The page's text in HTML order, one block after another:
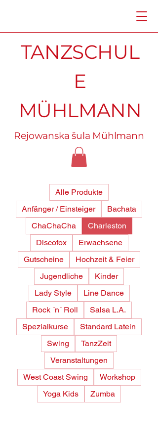
Rejowanska šula Mühlmann
TANZSCHUL
E
MÜHLMANN
Alle Produkte
Anfänger / Einsteiger
Bachata
ChaChaCha
Charleston
Discofox
Erwachsene
Gutscheine
Hochzeit & Feier
Jugendliche
Kinder
Lady Style
Line Dance
Rock ´n´ Roll
Salsa L.A.
Spezialkurse
Standard Latein
Swing
TanzZeit
Veranstaltungen
West Coast Swing
Workshop
Yoga Kids
Zumba